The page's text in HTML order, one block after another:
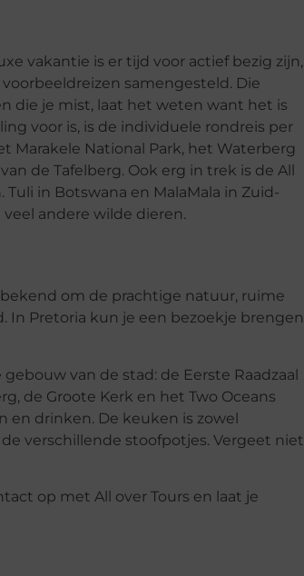
vakantie is er tijd voor actief bezig zijn,
samengesteld. Die
die je mist, laat het weten want het is
voor is, is de individuele rondreis per
Marakele National Park, het Waterberg
de Tafelberg. Ook erg in trek is de All
in Botswana en MalaMala in Zuid-
andere wilde dieren.
om de prachtige natuur, ruime
In Pretoria kun je een bezoekje brengen
van de stad: de Eerste Raadzaal
de Groote Kerk en het Two Oceans
en drinken. De keuken is zowel
verschillende stoofpotjes. Vergeet niet
op met All over Tours en laat je